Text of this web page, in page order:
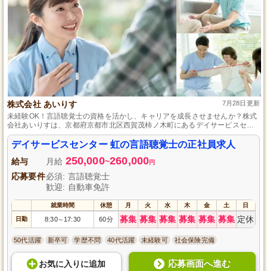
株式会社 あいりす 7月28日更新
未経験OK！言語聴覚士の資格を活かし、キャリアを成長させませんか？株式
会社あいりすは、京都府京都市北区西賀茂柿ノ木町にあるデイサービスセン
ター虹で、高齢者の生活の質向上を目指すスタッフを募集しています。充実
した研修体制と職場サポートで、未経験からでも安心してスタートできま
す。あなたの頑張りはしっかり評価され、キャリアアップのチャンスも豊富
です。興味のある方はぜひご応募ください！
デイサービスセンター 虹の言語聴覚士の正社員求人
給与 月給 250,000~260,000円
応募要件必須: 言語聴覚士
歓迎: 自動車免許
就業時間 休憩 月 火 水 木 金 土 日
日勤 8:30～ 17:30 60分 募集 募集 募集 募集 募集 募集 定休
50代活躍 新卒可 学歴不問 40代活躍 未経験可 社会保険完備
お気に入り に追加 応募画面へ進む